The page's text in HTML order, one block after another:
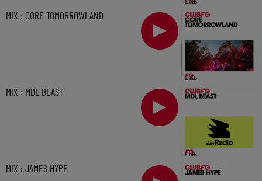
MIX : CORE TOMORROWLAND
MIX : MDL BEAST
MIX : JAMES HYPE